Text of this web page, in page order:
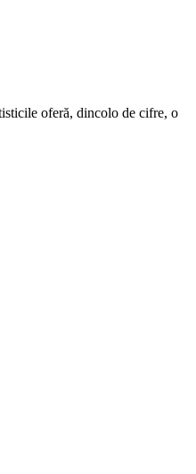
oferă, dincolo de cifre, o